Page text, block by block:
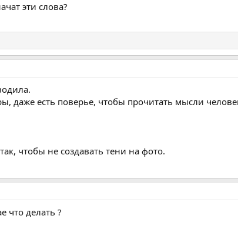
эти слова?
даже есть поверье, чтобы прочитать мысли
чтобы не создавать тени на фото.
что делать ?